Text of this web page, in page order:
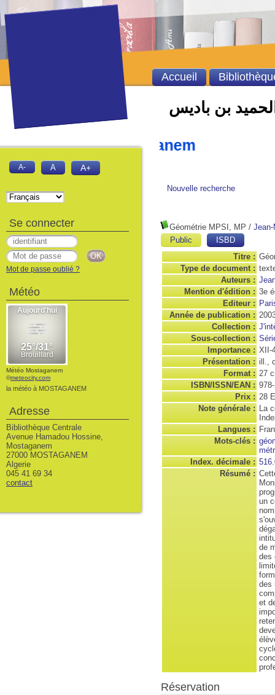
بن باديس
Ibn Badis Mostaganem
Nouvelle recherche
Géométrie MPSI, MP / Jean-
Public
ISBD
Titre :
Type de document :
Auteurs :
Mention d'édition : 3e
Editeur :
Année de publication :
Collection :
Sous-collection :
Importance : XII-
Présentation : ill.,
Format : 27
ISBN/ISSN/EAN :
Prix : 28
Note générale : La
Langues :
Mots-clés :
Index. décimale :
Résumé :
un
de
des
des
et
Réservation
Accueil
A- A A+
Se connecter
Mot de passe oublié ?
Météo
Météo Mostaganem
©meteocity.com
la météo à MOSTAGANEM
Adresse
Bibliothèque Centrale
Avenue Hamadou Hossine,
Mostaganem
27000 MOSTAGANEM
Algerie
045 41 69 34
contact